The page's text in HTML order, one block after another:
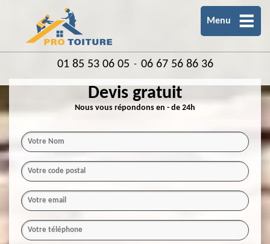
Menu
01 85 53 06 05 - 06 67 56 86 36
Devis gratuit
Nous vous répondons en - de 24h